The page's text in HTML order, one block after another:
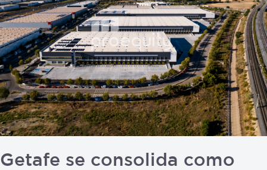
Getafe se consolida como
polo
logístico
estratégico
en
la
primera
corona
de
Madrid